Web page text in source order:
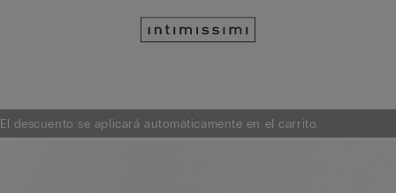
descuento se aplicará automáticamente en el carrito.